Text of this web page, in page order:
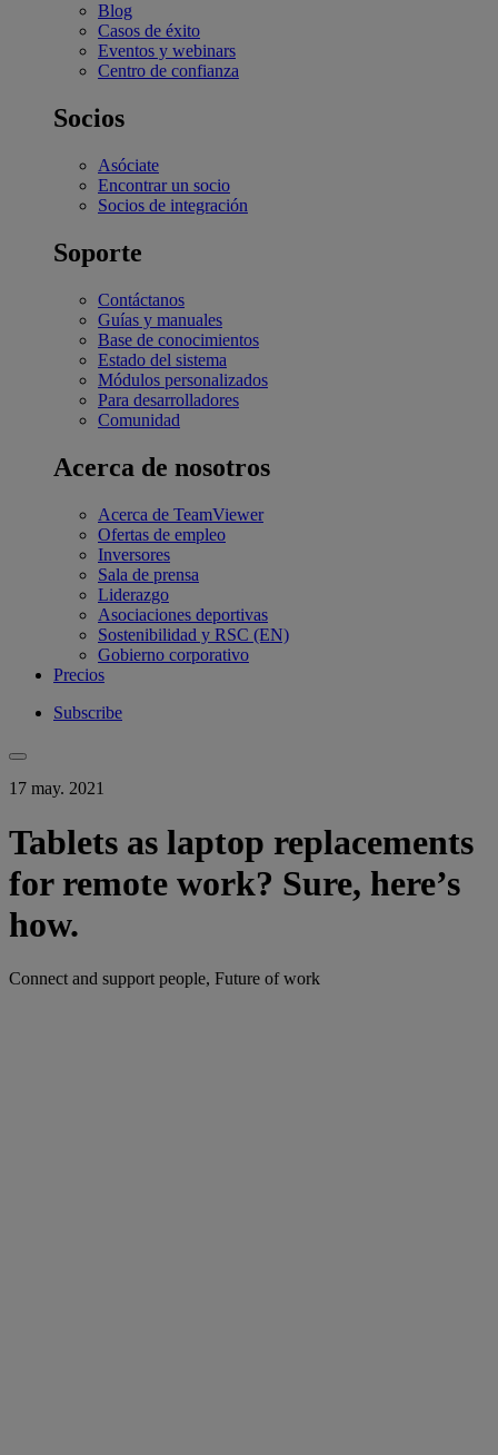
Blog
Casos de éxito
Eventos y webinars
Centro de confianza
Socios
Asóciate
Encontrar un socio
Socios de integración
Soporte
Contáctanos
Guías y manuales
Base de conocimientos
Estado del sistema
Módulos personalizados
Para desarrolladores
Comunidad
Acerca de nosotros
Acerca de TeamViewer
Ofertas de empleo
Inversores
Sala de prensa
Liderazgo
Asociaciones deportivas
Sostenibilidad y RSC (EN)
Gobierno corporativo
Precios
Subscribe
17 may. 2021
Tablets as laptop replacements
for remote work? Sure, here’s
how.
Connect and support people, Future of work